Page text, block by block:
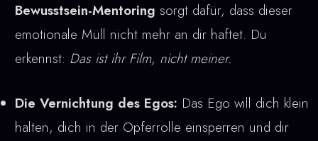
Bewusstsein-Mentoring sorgt dafür, dass dieser
emotionale Müll nicht mehr an dir haftet. Du
erkennst: Das ist ihr Film, nicht meiner.
Die Vernichtung des Egos: Das Ego will dich klein
halten, dich in der Opferrolle einsperren und dir